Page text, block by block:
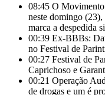
08:45 O
neste domingo
marca a despedida
00:39 Ex-BBBs:
no Festival de
00:27 Festival de
Caprichoso e
00:21 Operação
de drogas e um é